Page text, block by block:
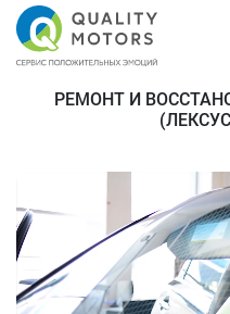
РЕМОНТ И